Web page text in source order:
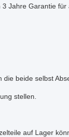
3 Jahre Garantie für
die beide selbst
stellen.
auf Lager